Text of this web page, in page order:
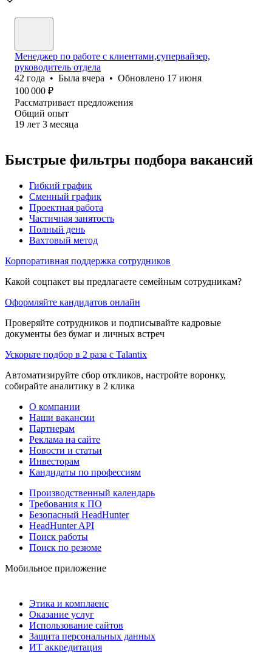
Менеджер по работе с клиентами,супервайзер,
руководитель отдела
42 года • Была вчера • Обновлено 17 июня
100 000 ₽
Рассматривает предложения
Общий опыт
19 лет 3 месяца
Быстрые фильтры подбора вакансий
Гибкий график
Сменный график
Проектная работа
Частичная занятость
Полный день
Вахтовый метод
Корпоративная поддержка сотрудников
Какой соцпакет вы предлагаете семейным сотрудникам?
Оформляйте кандидатов онлайн
Проверяйте сотрудников и подписывайте кадровые
документы без бумаг и личных встреч
Ускорьте подбор в 2 раза с Talantix
Автоматизируйте сбор откликов, настройте воронку,
собирайте аналитику в 2 клика
О компании
Наши вакансии
Партнерам
Реклама на сайте
Новости и статьи
Инвесторам
Кандидаты по профессиям
Производственный календарь
Требования к ПО
Безопасный HeadHunter
HeadHunter API
Поиск работы
Поиск по резюме
Мобильное приложение
Этика и комплаенс
Оказание услуг
Использование сайтов
Защита персональных данных
ИТ аккредитация